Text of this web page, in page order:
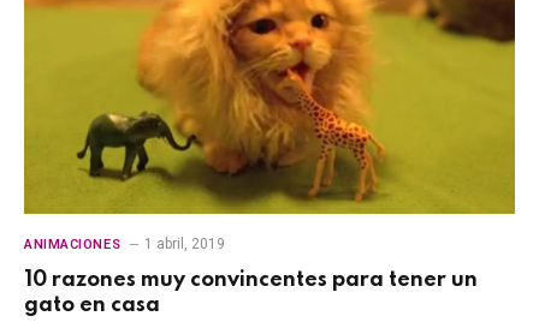
ANIMACIONES 1 abril, 2019
10 razones muy convincentes para tener un
gato en casa